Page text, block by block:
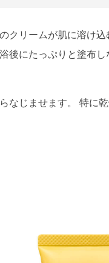
クリームが肌に溶け
後にたっぷりと塗布
なじませます。 特に